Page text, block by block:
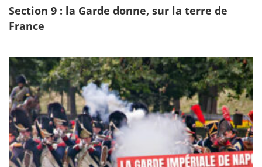
Section 9 : la Garde donne, sur la terre de
France